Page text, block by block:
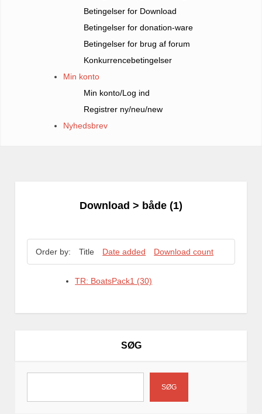
Betingelser for Download
Betingelser for donation-ware
Betingelser for brug af forum
Konkurrencebetingelser
Min konto
Min konto/Log ind
Registrer ny/neu/new
Nyhedsbrev
Download > både (1)
Order by: Title Date added Download count
TR: BoatsPack1 (30)
SØG
SØG